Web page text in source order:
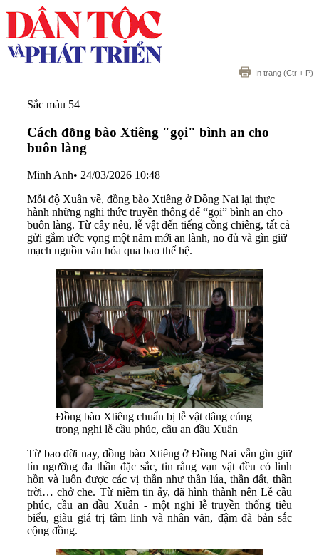
In trang (Ctr + P)
Sắc màu 54
Cách đồng bào Xtiêng "gọi" bình an cho
buôn làng
Minh Anh• 24/03/2026 10:48
Mỗi độ Xuân về, đồng bào Xtiêng ở Đồng Nai lại thực
hành những nghi thức truyền thống để “gọi” bình an cho
buôn làng. Từ cây nêu, lễ vật đến tiếng cồng chiêng, tất cả
gửi gắm ước vọng một năm mới an lành, no đủ và gìn giữ
mạch nguồn văn hóa qua bao thế hệ.
Đồng bào Xtiêng chuẩn bị lễ vật dâng cúng
trong nghi lễ cầu phúc, cầu an đầu Xuân
Từ bao đời nay, đồng bào Xtiêng ở Đồng Nai vẫn gìn giữ
tín ngưỡng đa thần đặc sắc, tin rằng vạn vật đều có linh
hồn và luôn được các vị thần như thần lúa, thần đất, thần
trời… chở che. Từ niềm tin ấy, đã hình thành nên Lễ cầu
phúc, cầu an đầu Xuân - một nghi lễ truyền thống tiêu
biểu, giàu giá trị tâm linh và nhân văn, đậm đà bản sắc
cộng đồng.